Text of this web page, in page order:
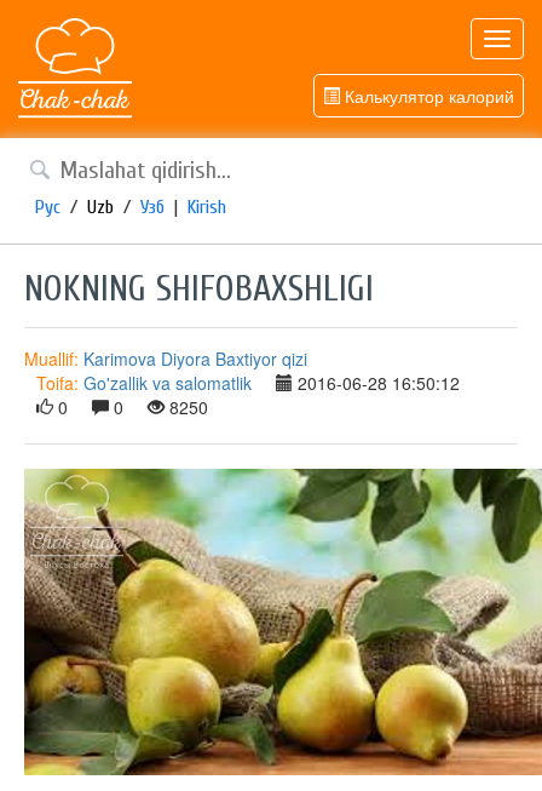
Калькулятор калорий
Рус / Uzb / Узб | Kirish
NOKNING SHIFOBAXSHLIGI
Muallif: Karimova Diyora Baxtiyor qizi
Toifa: Go'zallik va salomatlik
2016-06-28 16:50:12
0
0 8250